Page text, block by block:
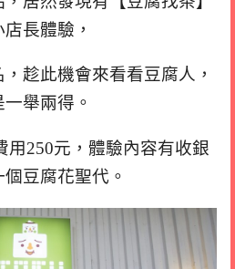
店長體驗，
趁此機會來看看豆腐人，
一舉兩得。
用250元，體驗內容有收銀
豆腐花聖代。